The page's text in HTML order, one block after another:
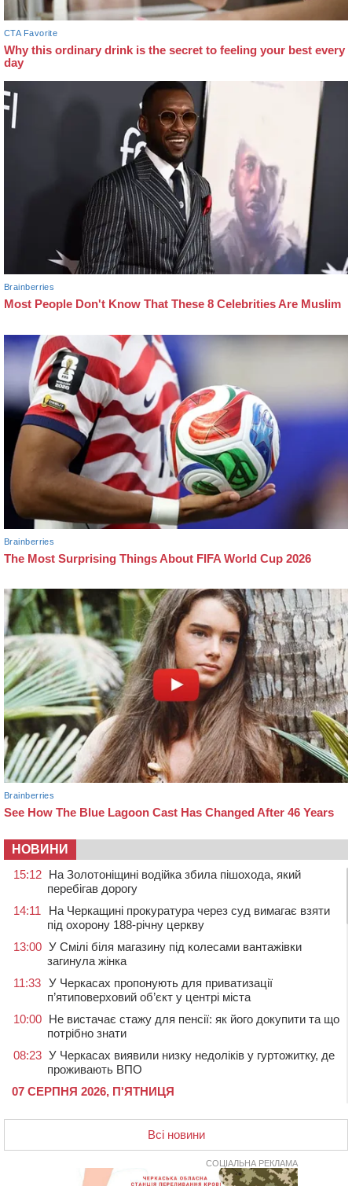
НОВИНИ
15:12 На Золотоніщині водійка збила пішохода, який
перебігав дорогу
14:11
На Черкащині прокуратура через суд вимагає взяти
під охорону 188-річну церкву
13:00 У Смілі біля магазину під колесами вантажівки
загинула жінка
11:33 У Черкасах пропонують для приватизації
п’ятиповерховий об’єкт у центрі міста
10:00 Не вистачає стажу для пенсії: як його докупити та що
потрібно знати
08:23 У Черкасах виявили низку недоліків у гуртожитку, де
проживають ВПО
07 СЕРПНЯ 2026, П'ЯТНИЦЯ
20:13 Черкаси виділять близько 20 млн грн на роботу
ліцею “Перспектива” до кінця року
Всі новини
СОЦІАЛЬНА РЕКЛАМА